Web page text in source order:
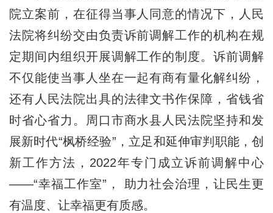
院立案前，在征得当事人同意的情况下，人民
法院将纠纷交由负责诉前调解工作的机构在规
定期间内组织开展调解工作的制度。诉前调解
不仅能使当事人坐在一起有商有量化解纠纷，
还有人民法院出具的法律文书作保障，省钱省
时省心省力。周口市商水县人民法院坚持和发
展新时代“枫桥经验”，立足和延伸审判职能，创
新工作方法，2022年专门成立诉前调解中心
——“幸福工作室”， 助力社会治理，让民生更
有温度、让幸福更有质感。